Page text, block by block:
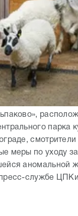
парка
смотрители
меры по уходу
аномальной
службе